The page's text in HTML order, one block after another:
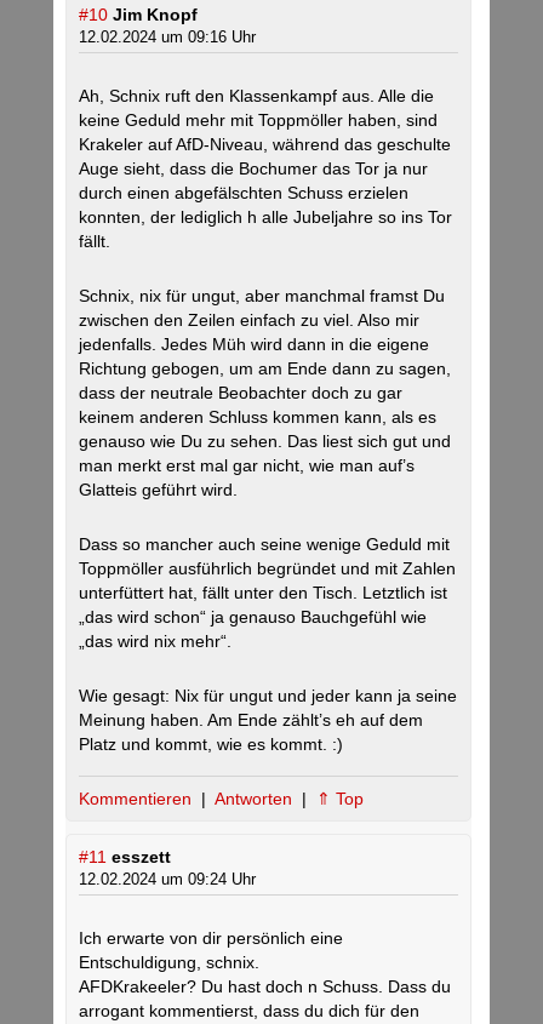
#10 Jim Knopf
12.02.2024 um 09:16 Uhr
Ah, Schnix ruft den Klassenkampf aus. Alle die
keine Geduld mehr mit Toppmöller haben, sind
Krakeler auf AfD-Niveau, während das geschulte
Auge sieht, dass die Bochumer das Tor ja nur
durch einen abgefälschten Schuss erzielen
konnten, der lediglich h alle Jubeljahre so ins Tor
fällt.
Schnix, nix für ungut, aber manchmal framst Du
zwischen den Zeilen einfach zu viel. Also mir
jedenfalls. Jedes Müh wird dann in die eigene
Richtung gebogen, um am Ende dann zu sagen,
dass der neutrale Beobachter doch zu gar
keinem anderen Schluss kommen kann, als es
genauso wie Du zu sehen. Das liest sich gut und
man merkt erst mal gar nicht, wie man auf’s
Glatteis geführt wird.
Dass so mancher auch seine wenige Geduld mit
Toppmöller ausführlich begründet und mit Zahlen
unterfüttert hat, fällt unter den Tisch. Letztlich ist
„das wird schon“ ja genauso Bauchgefühl wie
„das wird nix mehr“.
Wie gesagt: Nix für ungut und jeder kann ja seine
Meinung haben. Am Ende zählt’s eh auf dem
Platz und kommt, wie es kommt. :)
Kommentieren | Antworten | ⇑ Top
#11 esszett
12.02.2024 um 09:24 Uhr
Ich erwarte von dir persönlich eine
Entschuldigung, schnix.
AFDKrakeeler? Du hast doch n Schuss. Dass du
arrogant kommentierst, dass du dich für den